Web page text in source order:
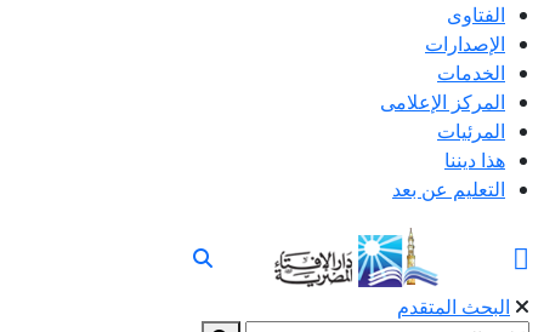
الفتاوى
الإصدارات
الخدمات
المركز الإعلامى
المرئيات
هذا ديننا
التعليم عن بعد
البحث المتقدم